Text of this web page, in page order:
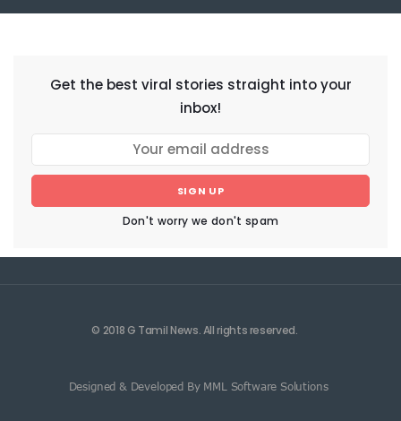
Get the best viral stories straight into your
inbox!
SIGN UP
Don't worry we don't spam
© 2018 G Tamil News. All rights reserved.
Designed & Developed By MML Software Solutions